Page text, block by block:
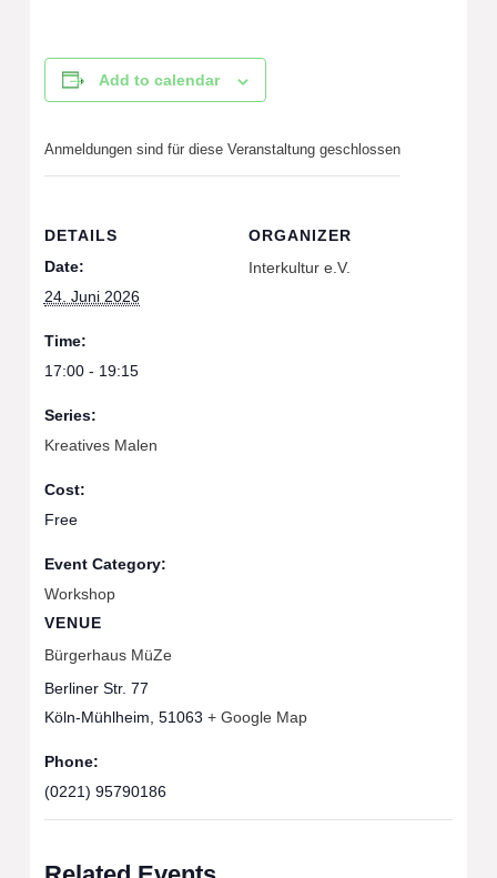
Add to calendar
DETAILS
Date:
24. Juni 2026
Time:
17:00 - 19:15
Series:
Kreatives Malen
Cost:
Free
Event Category:
Workshop
VENUE
Bürgerhaus MüZe
Berliner Str. 77
Köln-Mühlheim, 51063 + Google Map
Phone:
(0221) 95790186
ORGANIZER
Interkultur e.V.
Anmeldungen sind für diese Veranstaltung geschlossen